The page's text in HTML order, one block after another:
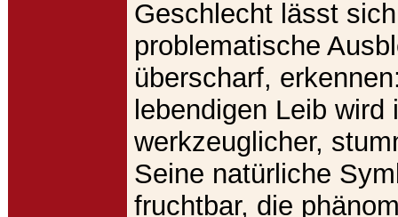
Geschlecht lässt
problematische
überscharf,
lebendigen Leib
werkzeuglicher,
Seine natürliche
fruchtbar, die